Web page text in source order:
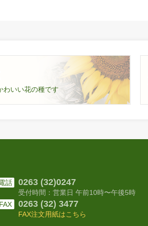
わいい花の種です
話 0263 (32)0247
受付時間：営業日 午前10時〜午後5時
FAX
0263 (32) 3477
FAX注文用紙はこちら